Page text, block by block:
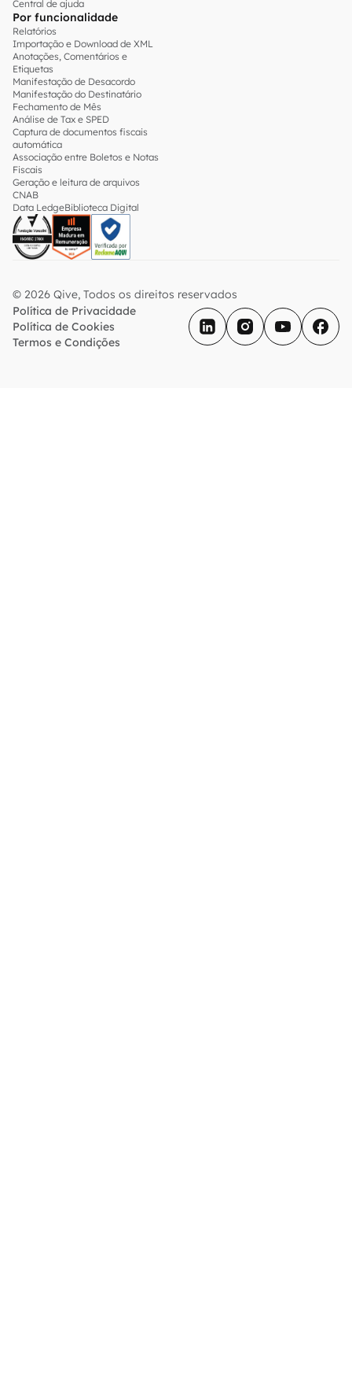
Central de ajuda
Por funcionalidade
Relatórios
Importação e Download de XML
Anotações, Comentários e
Etiquetas
Manifestação de Desacordo
Manifestação do Destinatário
Fechamento de Mês
Análise de Tax e SPED
Captura de documentos fiscais
automática
Associação entre Boletos e Notas
Fiscais
Geração e leitura de arquivos
CNAB
Data LedgeBiblioteca Digital
© 2026 Qive, Todos os direitos reservados
Política de Privacidade
Política de Cookies
Termos e Condições